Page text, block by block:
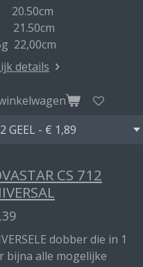
22,00cm
details
CS 712
dobber die in 1
bijna alle mogelijke